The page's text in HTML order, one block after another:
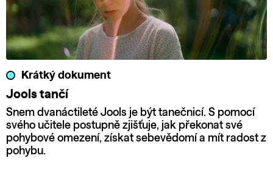
Krátký dokument
Jools tančí
Snem dvanáctileté Jools je být tanečnicí. S pomocí
svého učitele postupně zjišťuje, jak překonat své
pohybové omezení, získat sebevědomí a mít radost z
pohybu.